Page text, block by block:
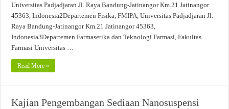
Universitas Padjadjaran Jl. Raya Bandung-Jatinangor Km.21 Jatinangor
45363, Indonesia2Departemen Fisika, FMIPA, Universitas Padjadjaran Jl.
Raya Bandung-Jatinangor Km.21 Jatinangor 45363,
Indonesia3Departemen Farmasetika dan Teknologi Farmasi, Fakultas
Farmasi Universitas …
Read More »
Kajian Pengembangan Sediaan Nanosuspensi